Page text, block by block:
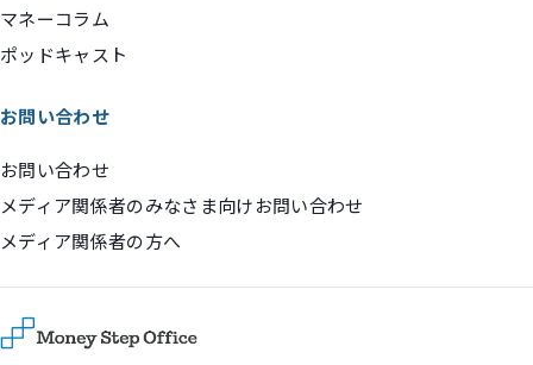
マネーコラム
ポッドキャスト
お問い合わせ
お問い合わせ
メディア関係者のみなさま向けお問い合わせ
メディア関係者の方へ